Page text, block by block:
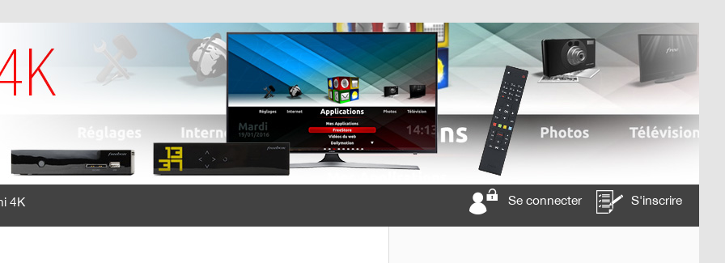
4K Se connecter S'inscrire